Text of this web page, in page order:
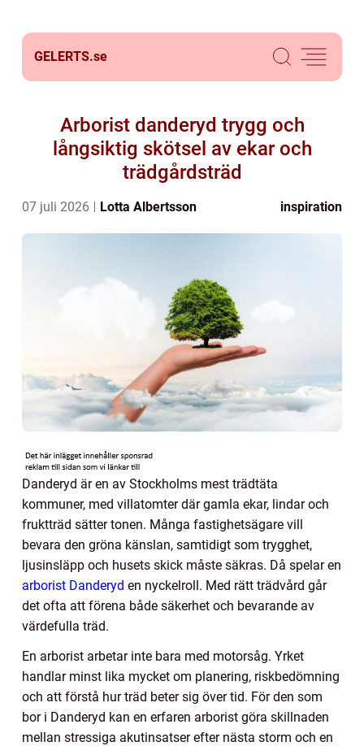
GELERTS.se
Arborist danderyd trygg och
långsiktig skötsel av ekar och
trädgårdsträd
07 juli 2026 Lotta Albertsson inspiration
Danderyd är en av Stockholms mest trädtäta
kommuner, med villatomter där gamla ekar, lindar och
fruktträd sätter tonen. Många fastighetsägare vill
bevara den gröna känslan, samtidigt som trygghet,
ljusinsläpp och husets skick måste säkras. Då spelar en
arborist Danderyd en nyckelroll. Med rätt trädvård går
det ofta att förena både säkerhet och bevarande av
värdefulla träd.
En arborist arbetar inte bara med motorsåg. Yrket
handlar minst lika mycket om planering, riskbedömning
och att förstå hur träd beter sig över tid. För den som
bor i Danderyd kan en erfaren arborist göra skillnaden
mellan stressiga akutinsatser efter nästa storm och en